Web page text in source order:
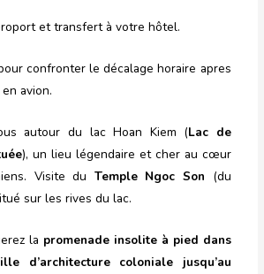
et transfert à votre hôtel.
confronter le décalage horaire apres
avion.
autour du lac Hoan Kiem (Lac de
), un lieu légendaire et cher au cœur
Visite du Temple Ngoc Son (du
sur les rives du lac.
la promenade insolite à pied dans
d’architecture coloniale
jusqu’au